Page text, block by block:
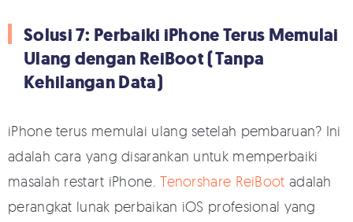
Solusi 7: Perbaiki iPhone Terus Memulai
Ulang dengan ReiBoot (Tanpa
Kehilangan Data)
iPhone terus memulai ulang setelah pembaruan? Ini
adalah cara yang disarankan untuk memperbaiki
masalah restart iPhone.Tenorshare ReiBoot adalah
perangkat lunak perbaikan iOS profesional yang